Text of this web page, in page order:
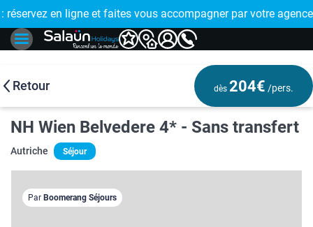
!réservez en ligne et faites vous accompagner par votre agence
🤩
Retour dès 204€ /pers.
NH Wien Belvedere 4* - Sans transfert
Autriche Séjour
Par Boomerang Séjours